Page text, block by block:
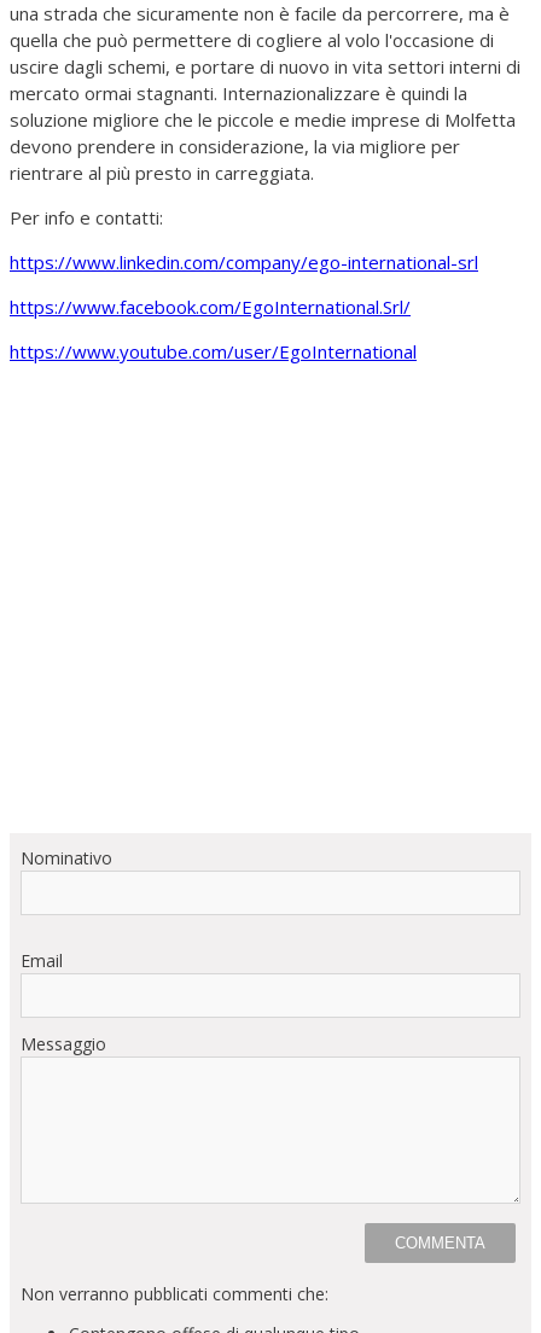
una strada che sicuramente non è facile da percorrere, ma è
quella che può permettere di cogliere al volo l'occasione di
uscire dagli schemi, e portare di nuovo in vita settori interni di
mercato ormai stagnanti. Internazionalizzare è quindi la
soluzione migliore che le piccole e medie imprese di Molfetta
devono prendere in considerazione, la via migliore per
rientrare al più presto in carreggiata.
Per info e contatti:
https://www.linkedin.com/company/ego-international-srl
https://www.facebook.com/EgoInternational.Srl/
https://www.youtube.com/user/EgoInternational
Nominativo
Email
Messaggio
Non verranno pubblicati commenti che: